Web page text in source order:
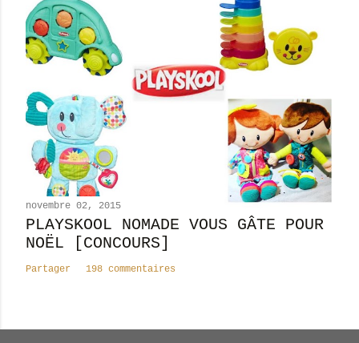
novembre 02, 2015
PLAYSKOOL NOMADE VOUS GÂTE POUR
NOËL [CONCOURS]
Partager 198 commentaires